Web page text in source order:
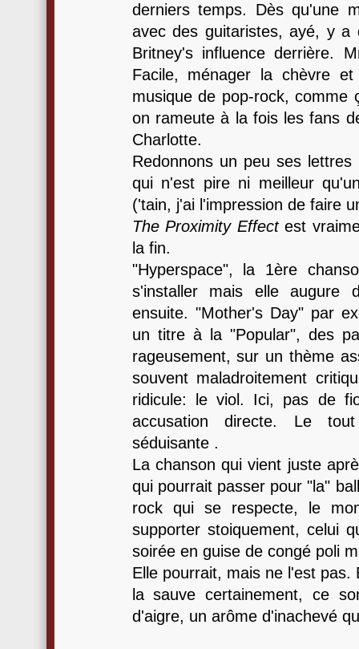
derniers temps. Dès qu'une
avec des guitaristes, ayé, y
Britney's influence derrière.
Facile, ménager la chèvre
musique de pop-rock, comme
on rameute à la fois les fans
Charlotte.
Redonnons un peu ses
qui n'est pire ni meilleur
('tain, j'ai l'impression de faire
The Proximity Effectest
la fin.
"Hyperspace", la 1ère
s'installer mais elle augure
ensuite. "Mother's Day" par
un titre à la "Popular", des
rageusement, sur un thème
souvent maladroitement
ridicule: le viol. Ici, pas de
accusation directe. Le
séduisante .
La chanson qui vient juste
qui pourrait passer pour "la"
rock qui se respecte, le
supporter stoiquement, celui
soirée en guise de congé poli
Elle pourrait, mais ne l'est pas.
la sauve certainement, ce
d'aigre, un arôme d'inachevé